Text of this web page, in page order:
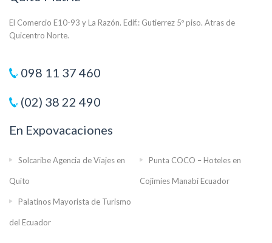
El Comercio E10-93 y La Razón. Edif.: Gutierrez 5º piso. Atras de
Quicentro Norte.
098 11 37 460
(02) 38 22 490
En Expovacaciones
Solcaribe Agencia de Viajes en
Quito
Palatinos Mayorista de Turismo
del Ecuador
Punta COCO – Hoteles en
Cojimíes Manabí Ecuador